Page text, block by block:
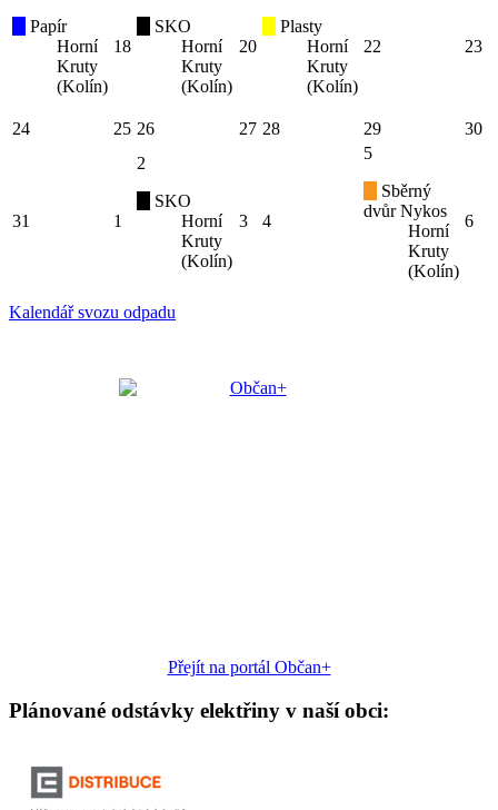
Papír
Horní
Kruty
(Kolín)
18
SKO
Horní
Kruty
(Kolín)
20
Plasty
Horní
Kruty
(Kolín)
22 23
24 25 26 27 28 29 30
31 1
2
SKO
Horní
Kruty
(Kolín)
3 4
5
Sběrný
dvůr Nykos
Horní
Kruty
(Kolín)
6
Kalendář svozu odpadu
Přejít na portál Občan+
Plánované odstávky elektřiny v naší obci: